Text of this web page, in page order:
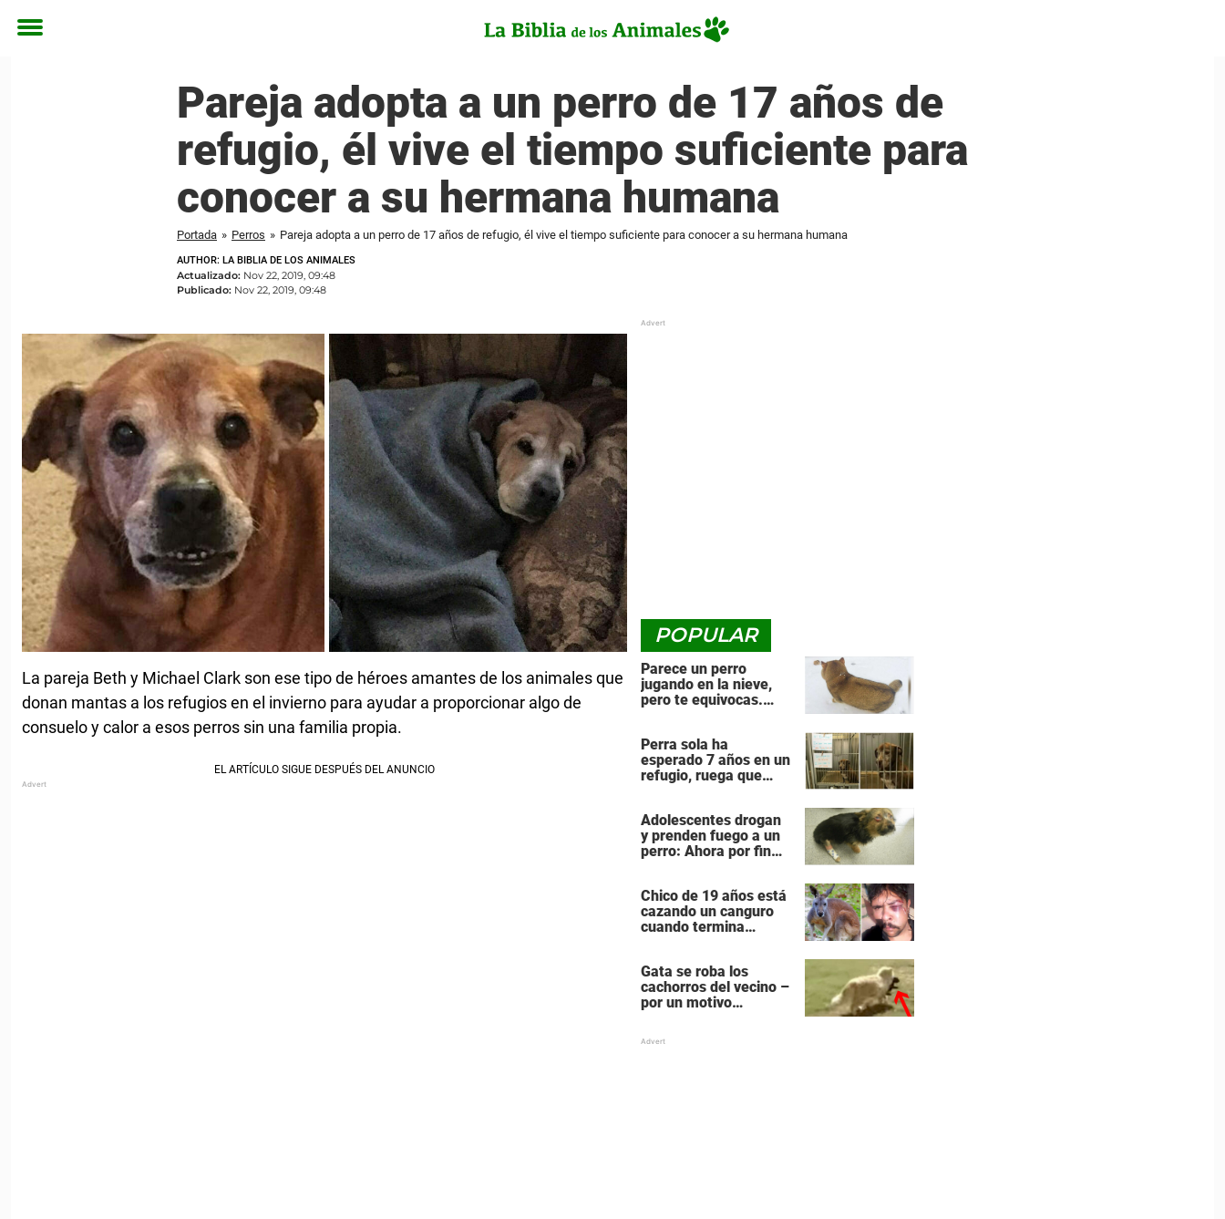
Toggle
Pareja adopta a un perro de 17 años de
refugio, él vive el tiempo suficiente para
conocer a su hermana humana
Portada » Perros » Pareja adopta a un perro de 17 años de refugio, él vive el tiempo suficiente para conocer a su hermana humana
AUTHOR: LA BIBLIA DE LOS ANIMALES
Actualizado: Nov 22, 2019, 09:48
Publicado: Nov 22, 2019, 09:48
La pareja Beth y Michael Clark son ese tipo de héroes amantes de los animales que
donan mantas a los refugios en el invierno para ayudar a proporcionar algo de
consuelo y calor a esos perros sin una familia propia.
POPULAR
Parece un perro
jugando en la nieve,
pero te equivocas.
vuelta!
Perra sola ha
esperado 7 años en un
refugio, ruega que
Adolescentes drogan
y prenden fuego a un
perro: Ahora por fin
Chico de 19 años está
cazando un canguro
cuando termina
Gata se roba los
cachorros del vecino –
por un motivo